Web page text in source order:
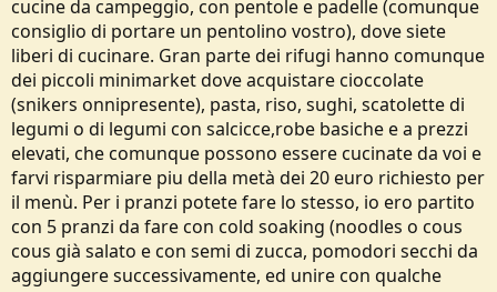
cucine da campeggio, con pentole e padelle (comunque
consiglio di portare un pentolino vostro), dove siete
liberi di cucinare. Gran parte dei rifugi hanno comunque
dei piccoli minimarket dove acquistare cioccolate
(snikers onnipresente), pasta, riso, sughi, scatolette di
legumi o di legumi con salcicce,robe basiche e a prezzi
elevati, che comunque possono essere cucinate da voi e
farvi risparmiare piu della metà dei 20 euro richiesto per
il menù. Per i pranzi potete fare lo stesso, io ero partito
con 5 pranzi da fare con cold soaking (noodles o cous
cous già salato e con semi di zucca, pomodori secchi da
aggiungere successivamente, ed unire con qualche